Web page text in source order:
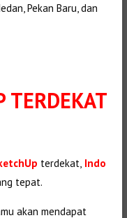
Pekan Baru, dan
TERDEKAT
terdekat, Indo
tepat.
akan mendapat